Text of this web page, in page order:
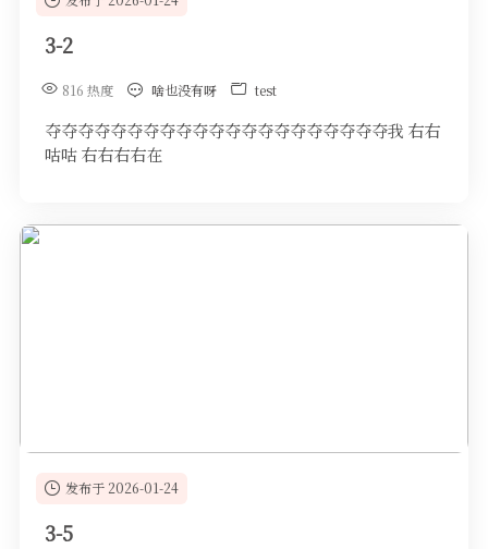
3-2
816 热度 啥也没有呀 test
夺夺夺夺夺夺夺夺夺夺夺夺夺夺夺夺夺夺夺夺夺我 右右
咕咕 右右右右在
发布于 2026-01-24
3-5